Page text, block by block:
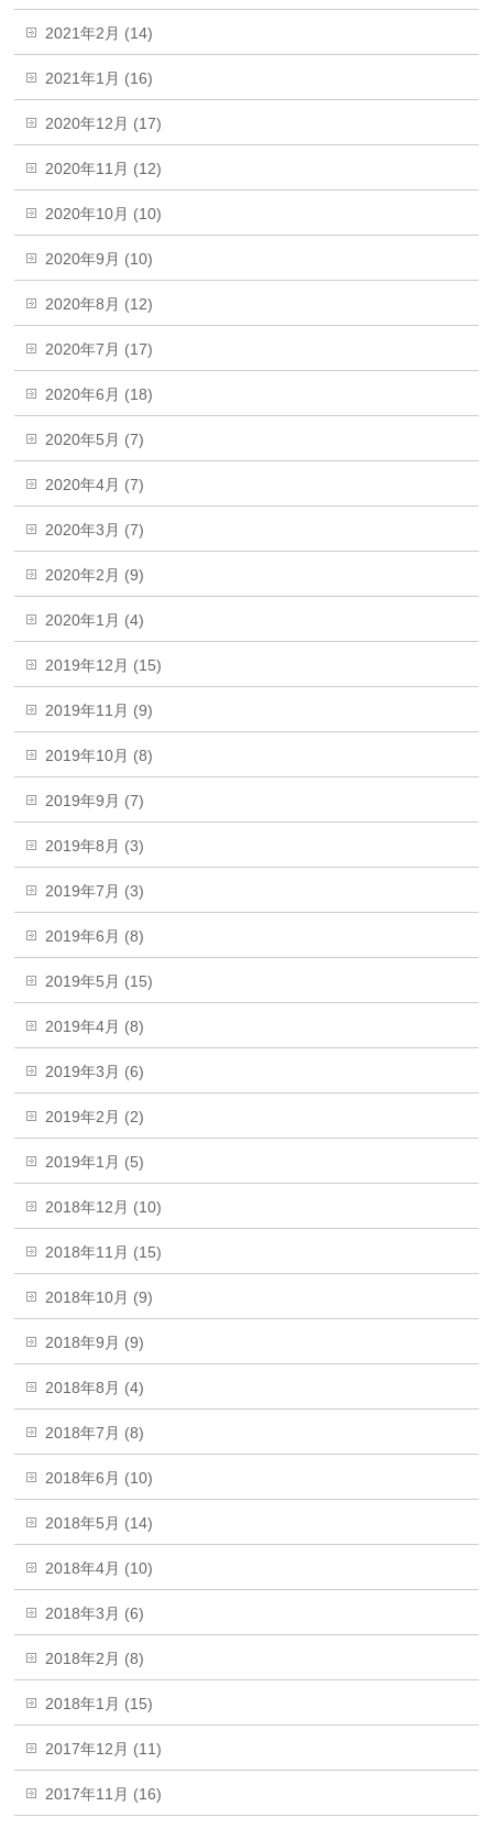
2021年2月 (14)
2021年1月 (16)
2020年12月 (17)
2020年11月 (12)
2020年10月 (10)
2020年9月 (10)
2020年8月 (12)
2020年7月 (17)
2020年6月 (18)
2020年5月 (7)
2020年4月 (7)
2020年3月 (7)
2020年2月 (9)
2020年1月 (4)
2019年12月 (15)
2019年11月 (9)
2019年10月 (8)
2019年9月 (7)
2019年8月 (3)
2019年7月 (3)
2019年6月 (8)
2019年5月 (15)
2019年4月 (8)
2019年3月 (6)
2019年2月 (2)
2019年1月 (5)
2018年12月 (10)
2018年11月 (15)
2018年10月 (9)
2018年9月 (9)
2018年8月 (4)
2018年7月 (8)
2018年6月 (10)
2018年5月 (14)
2018年4月 (10)
2018年3月 (6)
2018年2月 (8)
2018年1月 (15)
2017年12月 (11)
2017年11月 (16)